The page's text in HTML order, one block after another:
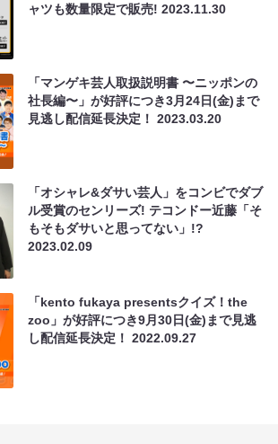
ャツも数量限定で販売!2023.11.30
「マンゲキ芸人取扱説明書 〜ニッポンの
社長編〜」が好評につき3月24日(金)まで
見逃し配信延長決定！2023.03.20
「オシャレ&ダサい芸人」をコンビでダブ
ル受賞のセンリーズ! テコンドー近藤「そ
もそもダサいと思ってない」!?
2023.02.09
「kento fukaya presentsクイズ！the
zoo」が好評につき9月30日(金)まで見逃
し配信延長決定！2022.09.27